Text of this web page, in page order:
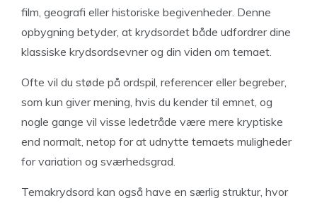
film, geografi eller historiske begivenheder. Denne
opbygning betyder, at krydsordet både udfordrer dine
klassiske krydsordsevner og din viden om temaet.
Ofte vil du støde på ordspil, referencer eller begreber,
som kun giver mening, hvis du kender til emnet, og
nogle gange vil visse ledetråde være mere kryptiske
end normalt, netop for at udnytte temaets muligheder
for variation og sværhedsgrad.
Temakrydsord kan også have en særlig struktur, hvor